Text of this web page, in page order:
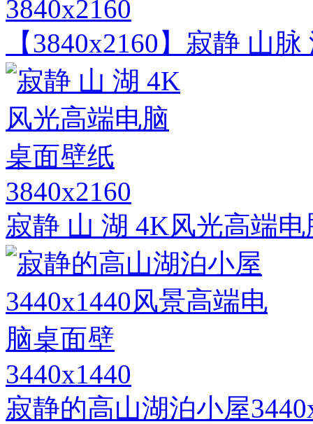
3840x2160
【3840x2160】寂静 山
3840x2160
寂静 山 湖 4K风光高端
3440x1440
寂静的高山湖泊小屋